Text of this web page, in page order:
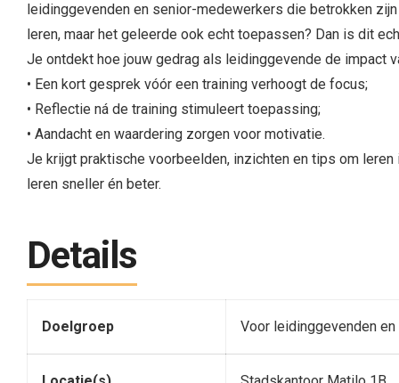
leidinggevenden en senior-medewerkers die betrokken
leren, maar het geleerde ook echt toepassen? Dan is dit
Je ontdekt hoe jouw gedrag als leidinggevende de impact
• Een kort gesprek vóór een training verhoogt de focus;
• Reflectie ná de training stimuleert toepassing;
• Aandacht en waardering zorgen voor motivatie.
Je krijgt praktische voorbeelden, inzichten en tips om
leren sneller én beter.
Details
Doelgroep Voor leidinggevenden